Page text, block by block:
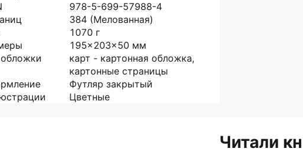
978-5-699-57988-4
384 (Мелованная)
1070 г
195x203x50 мм
карт - картонная обложка,
картонные страницы
Футляр закрытый
Цветные
Читали